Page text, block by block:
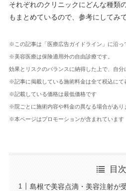
それぞれのクリニックにどんな種類
もまとめているので、参考にしてみ
※この記事は「医療広告ガイドライン」に沿っ
※美容医療は保険適用外の自由診療です。
効果とリスクのバランスに納得した上で、自分
※記事に掲載している施術料金は全て税込にて
※記載している価格は最低価格です
※院ごとに施術内容や料金の異なる場合があり
※本ページはプロモーションが含まれています
目次
島根で美容点滴・美容注射が